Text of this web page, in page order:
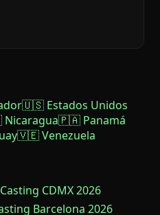
🇺🇸 Estados Unidos
🇵🇦 Panamá
🇻🇪 Venezuela
CDMX 2026
Barcelona 2026